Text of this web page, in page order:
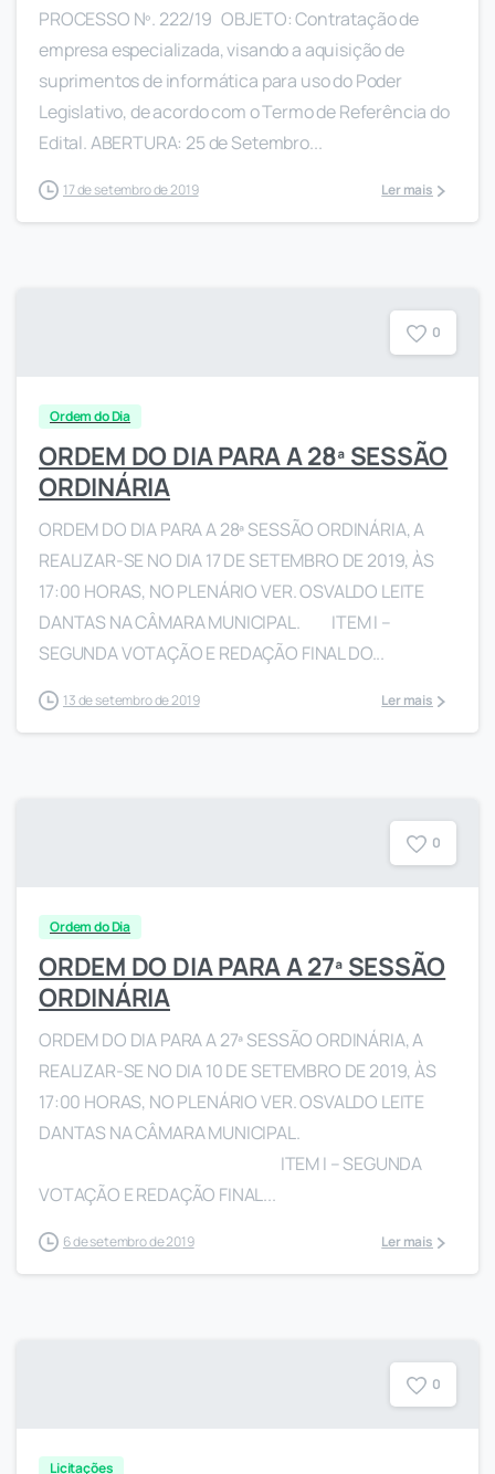
PROCESSO Nº. 222/19 OBJETO: Contratação de
empresa especializada, visando a aquisição de
suprimentos de informática para uso do Poder
Legislativo, de acordo com o Termo de Referência do
Edital. ABERTURA: 25 de Setembro...
17 de setembro de 2019 Ler mais
0
Ordem do Dia
ORDEM DO DIA PARA A 28ª SESSÃO
ORDINÁRIA
ORDEM DO DIA PARA A 28ª SESSÃO ORDINÁRIA, A
REALIZAR-SE NO DIA 17 DE SETEMBRO DE 2019, ÀS
17:00 HORAS, NO PLENÁRIO VER. OSVALDO LEITE
DANTAS NA CÂMARA MUNICIPAL. ITEM I –
SEGUNDA VOTAÇÃO E REDAÇÃO FINAL DO...
13 de setembro de 2019 Ler mais
0
Ordem do Dia
ORDEM DO DIA PARA A 27ª SESSÃO
ORDINÁRIA
ORDEM DO DIA PARA A 27ª SESSÃO ORDINÁRIA, A
REALIZAR-SE NO DIA 10 DE SETEMBRO DE 2019, ÀS
17:00 HORAS, NO PLENÁRIO VER. OSVALDO LEITE
DANTAS NA CÂMARA MUNICIPAL.
ITEM I – SEGUNDA
VOTAÇÃO E REDAÇÃO FINAL...
6 de setembro de 2019 Ler mais
0
Licitações